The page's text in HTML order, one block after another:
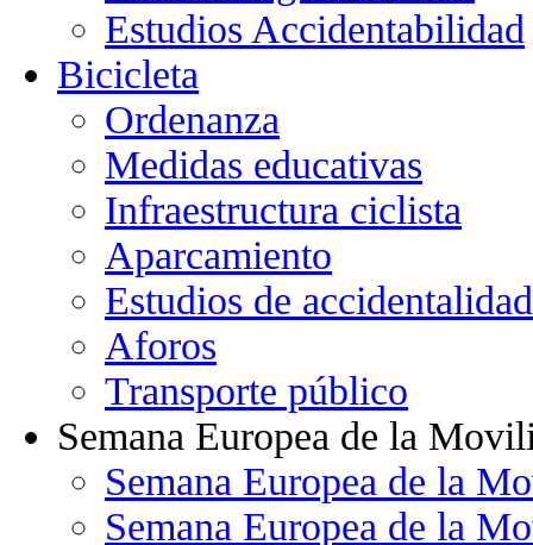
Estudios Accidentabilidad
Bicicleta
Ordenanza
Medidas educativas
Infraestructura ciclista
Aparcamiento
Estudios de accidentalidad
Aforos
Transporte público
Semana Europea de la
Semana Europea de la
Semana Europea de la